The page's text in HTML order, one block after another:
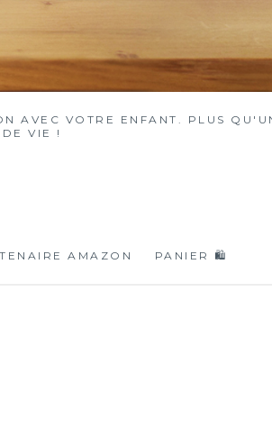
AVEC VOTRE ENFANT. PLUS
VIE !
AMAZON PANIER 🛍